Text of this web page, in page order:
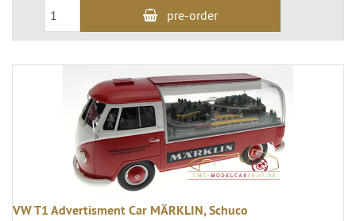
pre-order
VW T1 Advertisment Car MÄRKLIN, Schuco